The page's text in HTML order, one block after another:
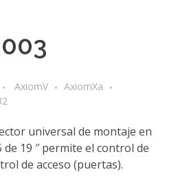
AxiomV
AxiomXa
universal de montaje en
de 19 ″ permite el control de
de acceso (puertas).